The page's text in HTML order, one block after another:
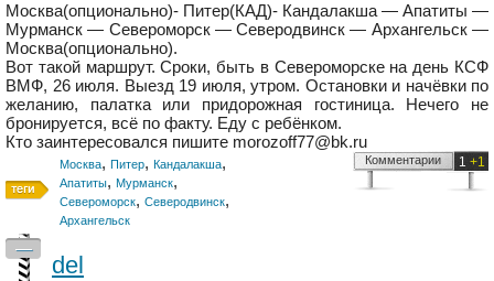
Москва(опционально)- Питер(КАД)- Кандалакша — Апатиты —
Мурманск — Североморск — Северодвинск — Архангельск —
Москва(опционально).
Вот такой маршрут. Сроки, быть в Североморске на день КСФ
ВМФ, 26 июля. Выезд 19 июля, утром. Остановки и начёвки по
желанию, палатка или придорожная гостиница. Нечего не
бронируется, всё по факту. Еду с ребёнком.
Кто заинтересовался пишите morozoff77@bk.ru
Москва, Питер, Кандалакша,
Апатиты, Мурманск,
Североморск, Северодвинск,
Архангельск
1 +1
Комментарии
—
del